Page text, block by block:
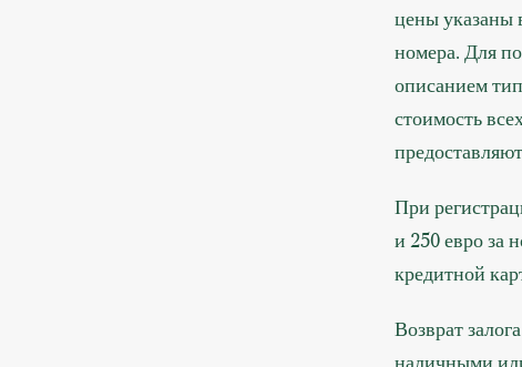
цены указаны
номера. Для
описанием
стоимость
При
и 250 евро за
кредитной
Возврат